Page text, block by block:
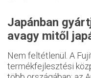
Japánban
avagy mitől
Nem feltétlenül. A
termékfejlesztési